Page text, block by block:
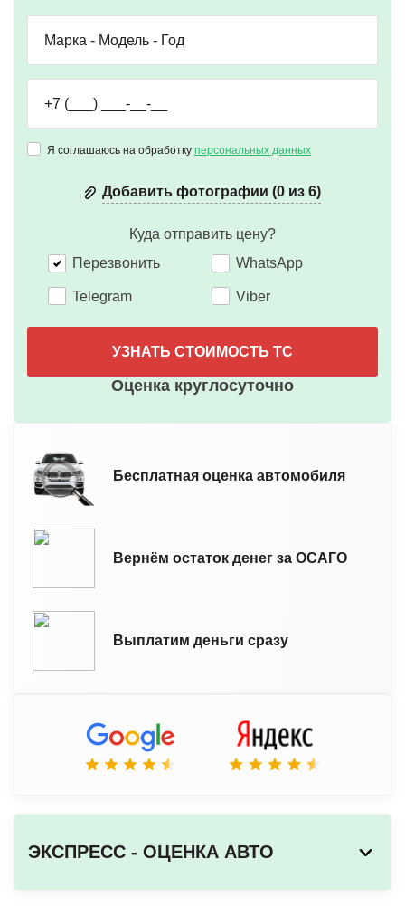
Я соглашаюсь на обработку персональных данных
Добавить фотографии (0 из 6)
Куда отправить цену?
Перезвонить
WhatsApp
Telegram Viber
УЗНАТЬ СТОИМОСТЬ ТС
Оценка круглосуточно
Бесплатная оценка автомобиля
Вернём остаток денег за ОСАГО
Выплатим деньги сразу
ЭКСПРЕСС - ОЦЕНКА АВТО